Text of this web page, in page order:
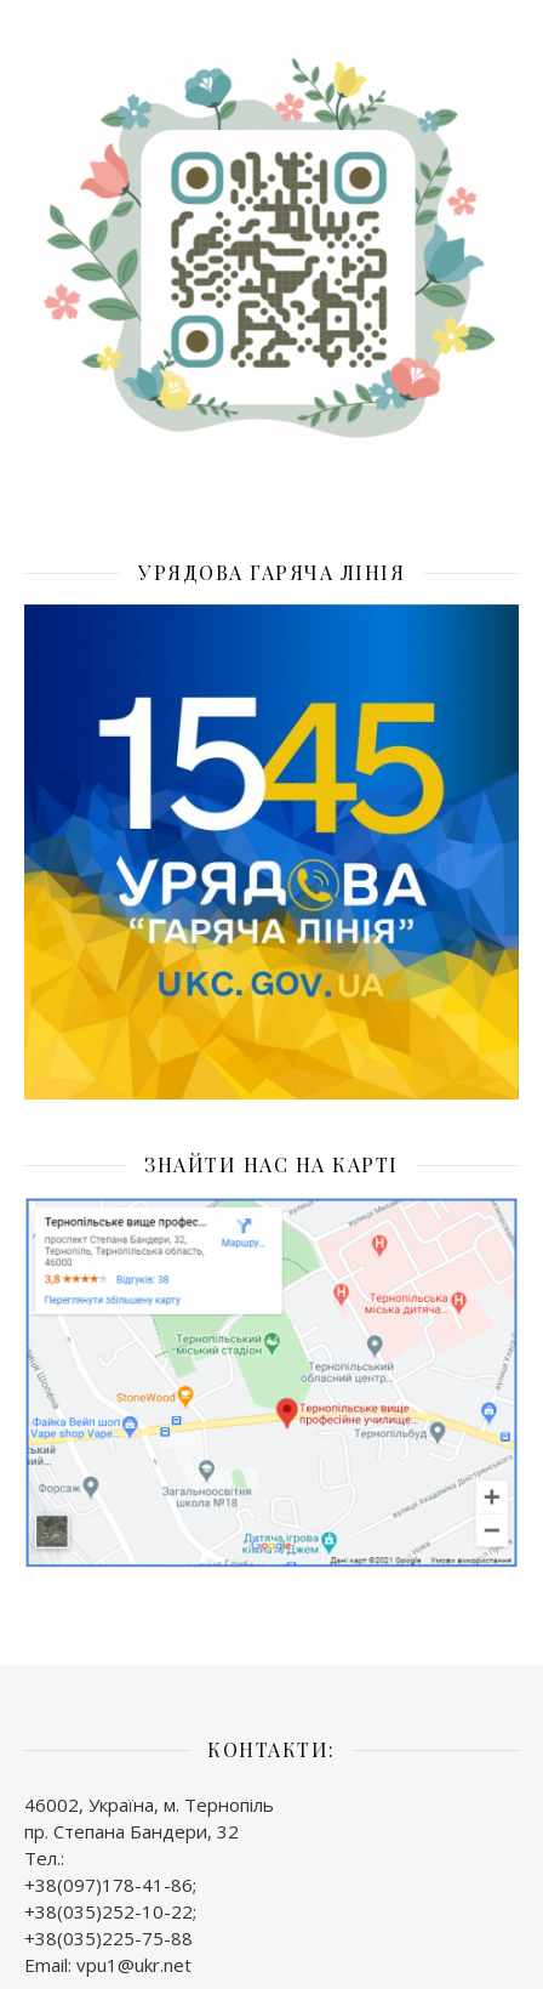
УРЯДОВА ГАРЯЧА ЛІНІЯ
ЗНАЙТИ НАС НА КАРТІ
КОНТАКТИ:
46002, Україна, м. Тернопіль
пр. Степана Бандери, 32
Тел.:
+38(097)178-41-86;
+38(035)252-10-22;
+38(035)225-75-88
Email: vpu1@ukr.net